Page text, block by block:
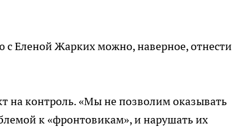
с Еленой Жарких можно, наверное, отнести
на контроль. «Мы не позволим оказывать
к «фронтовикам», и нарушать их